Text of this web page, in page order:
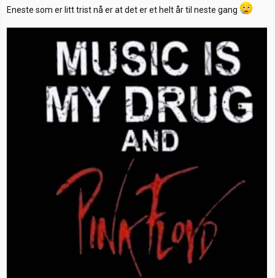
Eneste som er litt trist nå er at det er et helt år til neste gang